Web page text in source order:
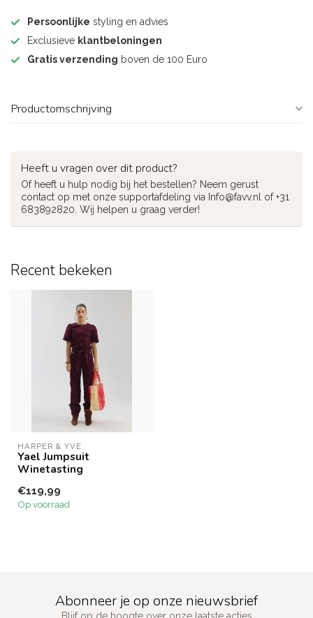
Persoonlijke styling en advies
Exclusieve klantbeloningen
Gratis verzending boven de 100 Euro
Productomschrijving
Heeft u vragen over dit product?
Of heeft u hulp nodig bij het bestellen? Neem gerust
contact op met onze supportafdeling via Info@favv.nl
of +31
683892820. Wij helpen u graag verder!
Recent bekeken
HARPER & YVE
Yael Jumpsuit
Winetasting
€119,99
Op voorraad
Abonneer je op onze nieuwsbrief